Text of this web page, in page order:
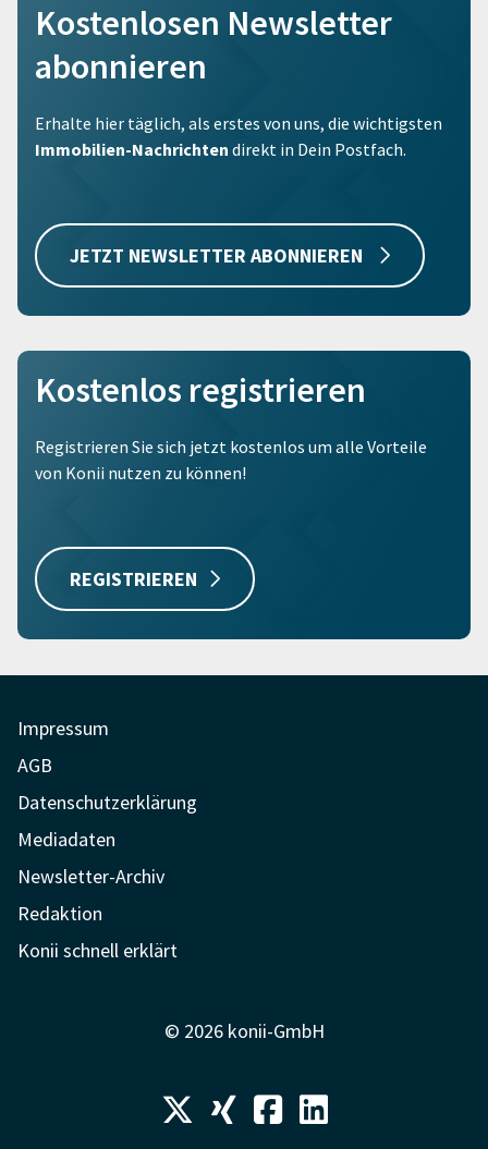
Kostenlosen Newsletter
abonnieren
Erhalte hier täglich, als erstes von uns, die wichtigsten
Immobilien-Nachrichten direkt in Dein Postfach.
JETZT NEWSLETTER ABONNIEREN
Kostenlos registrieren
Registrieren Sie sich jetzt kostenlos um alle Vorteile
von Konii nutzen zu können!
REGISTRIEREN
Impressum
AGB
Datenschutzerklärung
Mediadaten
Newsletter-Archiv
Redaktion
Konii schnell erklärt
© 2026 konii-GmbH